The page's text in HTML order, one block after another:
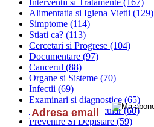
Alimentatia si Igiena Vietii (129)
Simptome (114)
Stiati ca? (113)
Cercetari si Progrese (104)
Documentare (97)
Cancerul (88)
Organe si Sisteme (70)
Infectii (69)
Examinari si diagnostice (65)
Sistemul Cardiovascular(60)
Prevenire Si Depistare (59)